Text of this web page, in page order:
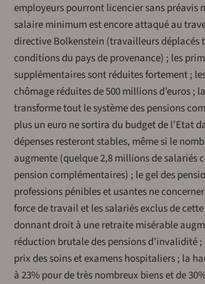
employeurs pourront licencier sans préavis
salaire minimum est encore attaqué au
directive Bolkenstein (travailleurs déplacés
conditions du pays de provenance) ; les
supplémentaires sont réduites fortement ;
chômage réduites de 500 millions d’euros ;
transforme tout le système des pensions
plus un euro ne sortira du budget de l’Etat
dépenses resteront stables, même si le
augmente (quelque 2,8 millions de salariés
pension complémentaires) ; le gel des
professions pénibles et usantes ne
force de travail et les salariés exclus de
donnant droit à une retraite misérable
réduction brutale des pensions d’invalidité
prix des soins et examens hospitaliers ; la
à 23% pour de très nombreux biens et de